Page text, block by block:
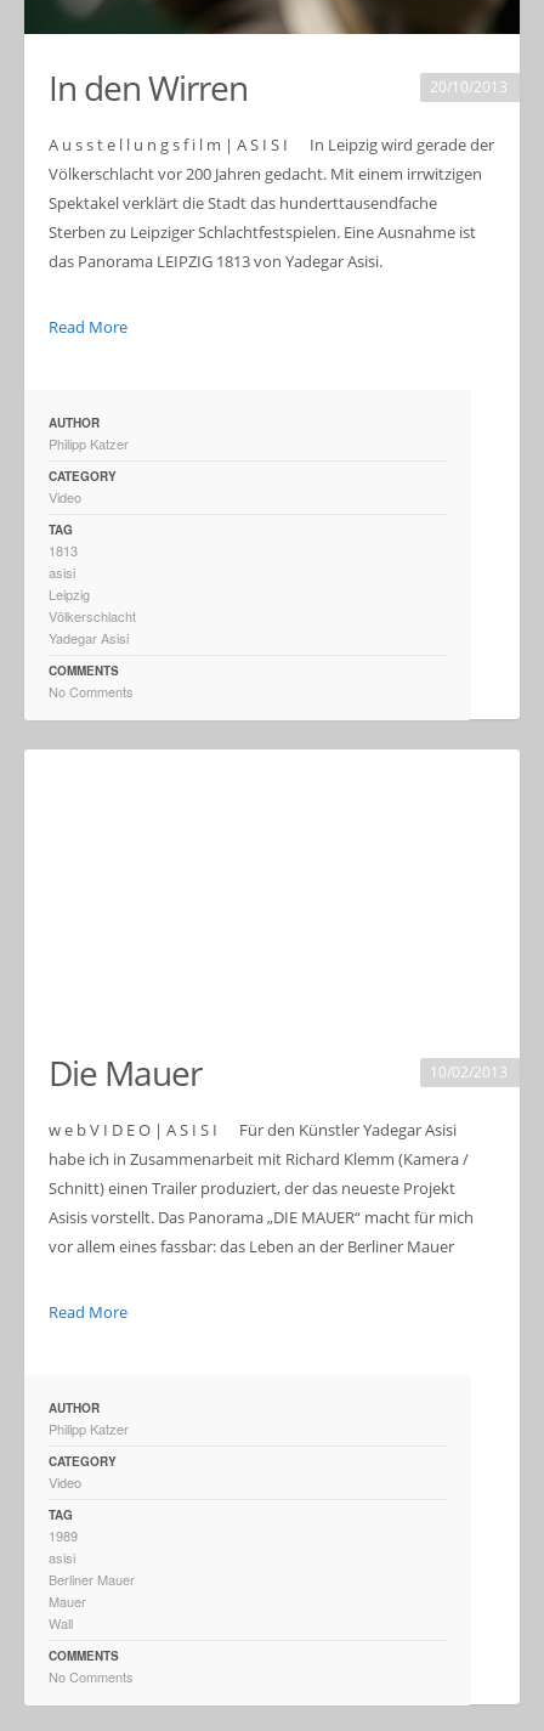
In den Wirren 20/10/2013
A u s s t e l l u n g s f i l m | A S I S I In Leipzig wird gerade der
Völkerschlacht vor 200 Jahren gedacht. Mit einem irrwitzigen
Spektakel verklärt die Stadt das hunderttausendfache
Sterben zu Leipziger Schlachtfestspielen. Eine Ausnahme ist
das Panorama LEIPZIG 1813 von Yadegar Asisi.
Read More
AUTHOR
Philipp Katzer
CATEGORY
Video
TAG
1813
asisi
Leipzig
Völkerschlacht
Yadegar Asisi
COMMENTS
No Comments
Die Mauer 10/02/2013
w e b V I D E O | A S I S I Für den Künstler Yadegar Asisi
habe ich in Zusammenarbeit mit Richard Klemm (Kamera /
Schnitt) einen Trailer produziert, der das neueste Projekt
Asisis vorstellt. Das Panorama „DIE MAUER“ macht für mich
vor allem eines fassbar: das Leben an der Berliner Mauer
Read More
AUTHOR
Philipp Katzer
CATEGORY
Video
TAG
1989
asisi
Berliner Mauer
Mauer
Wall
COMMENTS
No Comments